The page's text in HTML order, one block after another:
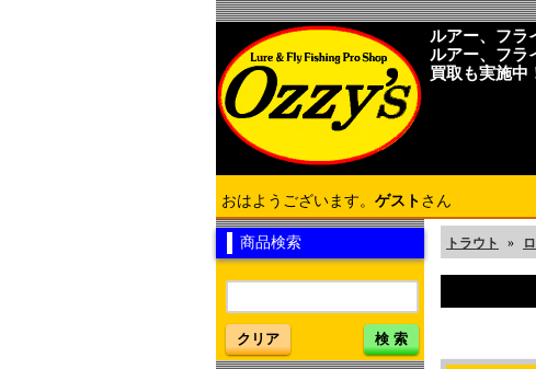
ルアー、フラ
ルアー、フラ
買取も実施中
おはようございます。 ゲスト さん
商品検索
クリア 検 索
トラウト »